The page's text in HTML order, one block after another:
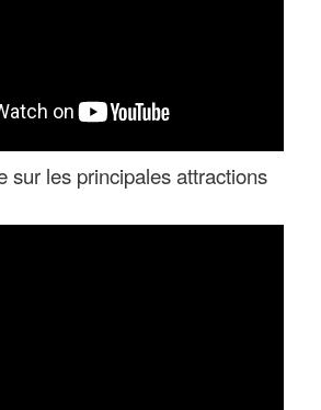
sur les principales attractions